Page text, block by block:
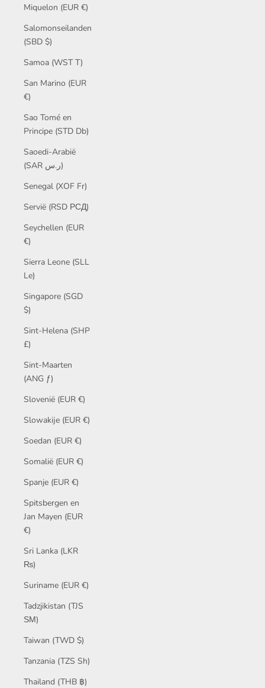
Miquelon (EUR €)
Salomonseilanden
(SBD $)
Samoa (WST T)
San Marino (EUR
€)
Sao Tomé en
Principe (STD Db)
Saoedi-Arabië
(SAR ر.س)
Senegal (XOF Fr)
Servië (RSD РСД)
Seychellen (EUR
€)
Sierra Leone (SLL
Le)
Singapore (SGD
$)
Sint-Helena (SHP
£)
Sint-Maarten
(ANG ƒ)
Slovenië (EUR €)
Slowakije (EUR €)
Soedan (EUR €)
Somalië (EUR €)
Spanje (EUR €)
Spitsbergen en
Jan Mayen (EUR
€)
Sri Lanka (LKR
₨)
Suriname (EUR €)
Tadzjikistan (TJS
ЅМ)
Taiwan (TWD $)
Tanzania (TZS Sh)
Thailand (THB ฿)